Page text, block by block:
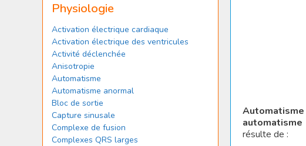
Automatisme
automatisme
résulte de :
Physiologie
Activation électrique cardiaque
Activation électrique des ventricules
Activité déclenchée
Anisotropie
Automatisme
Automatisme anormal
Bloc de sortie
Capture sinusale
Complexe de fusion
Complexes QRS larges